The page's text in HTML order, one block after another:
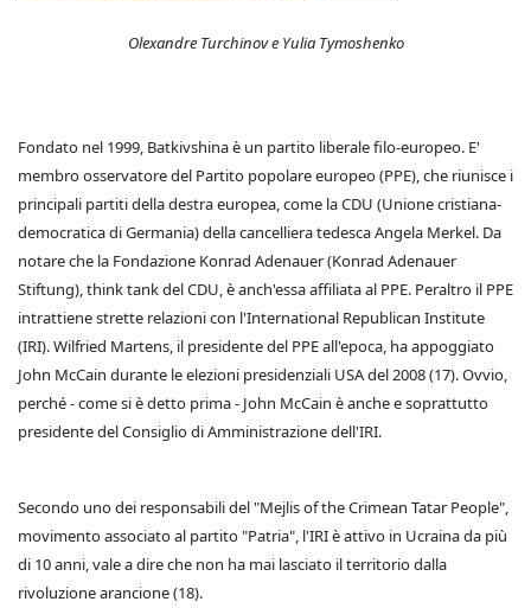
Olexandre Turchinov e Yulia Tymoshenko
Fondato nel 1999, Batkivshina è un partito liberale filo-europeo. E'
membro osservatore del Partito popolare europeo (PPE), che riunisce i
principali partiti della destra europea, come la CDU (Unione cristiana-
democratica di Germania) della cancelliera tedesca Angela Merkel. Da
notare che la Fondazione Konrad Adenauer (Konrad Adenauer
Stiftung), think tank del CDU, è anch'essa affiliata al PPE. Peraltro il PPE
intrattiene strette relazioni con l'International Republican Institute
(IRI). Wilfried Martens, il presidente del PPE all'epoca, ha appoggiato
John McCain durante le elezioni presidenziali USA del 2008 (17). Ovvio,
perché - come si è detto prima - John McCain è anche e soprattutto
presidente del Consiglio di Amministrazione dell'IRI.
Secondo uno dei responsabili del "Mejlis of the Crimean Tatar People",
movimento associato al partito "Patria", l'IRI è attivo in Ucraina da più
di 10 anni, vale a dire che non ha mai lasciato il territorio dalla
rivoluzione arancione (18).